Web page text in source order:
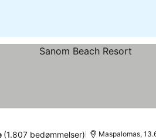
(1.807 bedømmelser) Maspalomas,